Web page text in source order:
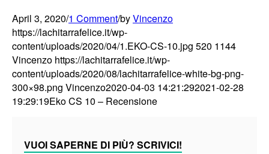
April 3, 2020/1 Comment/byVincenzo
https://lachitarrafelice.it/wp-
content/uploads/2020/04/1.EKO-CS-10.jpg 520 1144
Vincenzo https://lachitarrafelice.it/wp-
content/uploads/2020/08/lachitarrafelice-white-bg-png-
300×98.png Vincenzo2020-04-03 14:21:292021-02-28
19:29:19Eko CS 10 – Recensione
VUOI SAPERNE DI PIÙ? SCRIVICI!